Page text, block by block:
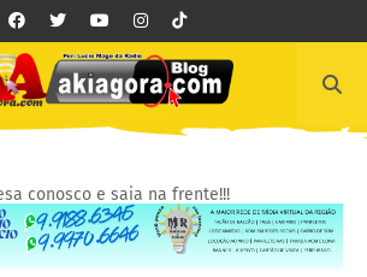
conosco e saia na frente!!!